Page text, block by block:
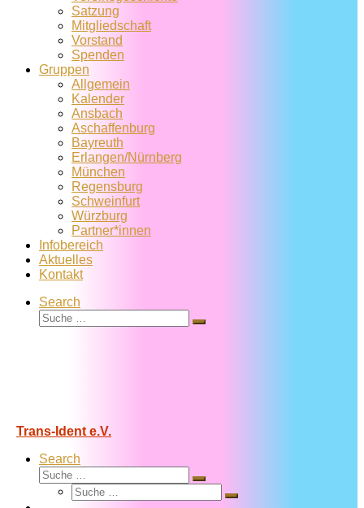
Satzung
Mitglied­schaft
Vorstand
Spenden
Gruppen
Allgemein
Kalender
Ansbach
Aschaffenburg
Bayreuth
Erlangen/Nürnberg
München
Regensburg
Schweinfurt
Würzburg
Partner*innen
Infobereich
Aktuelles
Kontakt
Search
Suche
Suche
Trans-Ident e.V.
Search
Suche
Suche
Suche
Suche